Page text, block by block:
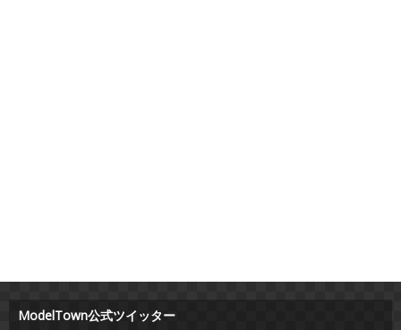
ModelTown公式ツイッター